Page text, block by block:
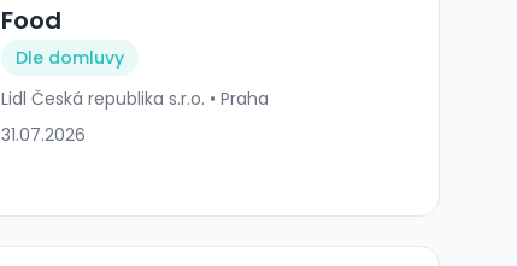
Food
Dle domluvy
Lidl Česká republika s.r.o. • Praha
31.07.2026